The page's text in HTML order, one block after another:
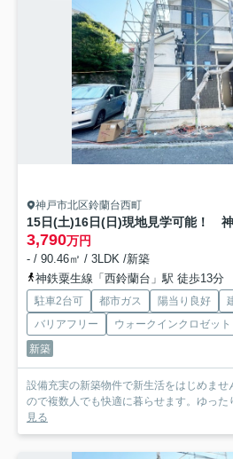
神戸市北区鈴蘭台西町
3,790万円
- / 90.46㎡ / 3LDK /新築
神鉄粟生線「西鈴蘭台」駅 徒歩13分
駐車2台可 都市ガス 陽当り良好
バリアフリー
ウォークインクロゼット
新築
設備充実の新築物件で新生活をはじめま
ので複数人でも快適に暮らせます。ゆった
見る